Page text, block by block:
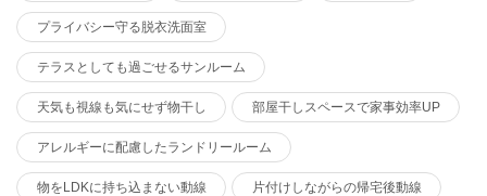
プライバシー守る脱衣洗面室
テラスとしても過ごせるサンルーム
天気も視線も気にせず物干し 部屋干しスペースで家事効率UP
アレルギーに配慮したランドリールーム
物をLDKに持ち込まない動線 片付けしながらの帰宅後動線